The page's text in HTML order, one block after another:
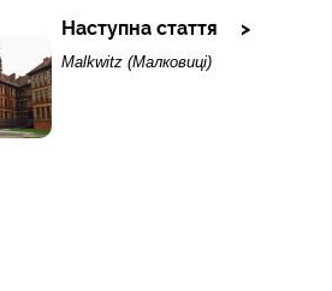
Наступна стаття
Malkwitz (Малковиці)